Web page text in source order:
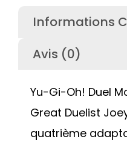
Informations
Avis (0)
Yu-Gi-Oh! Duel
Great Duelist
quatrième